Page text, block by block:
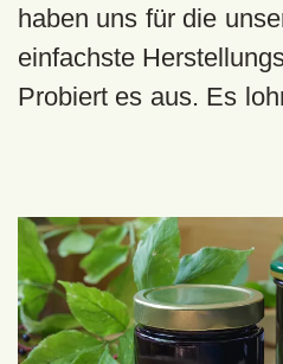
haben uns für die
einfachste
Probiert es aus. Es